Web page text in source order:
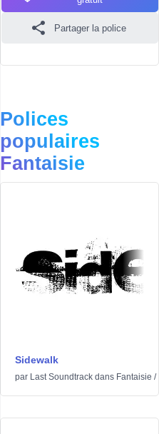
Partager la police
Polices
populaires
Fantaisie
Sidewalk
par Last Soundtrack dans Fantaisie /